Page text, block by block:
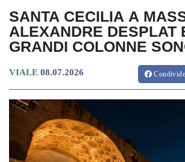
SANTA CECILIA A
ALEXANDRE DESPLAT
GRANDI COLONNE
VIALE 08.07.2026